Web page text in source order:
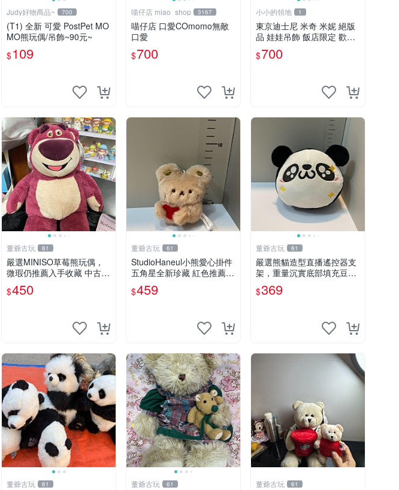
Judy好物商品~ 700
(T1) 全新 可愛 PostPet MO
MO熊玩偶/吊飾~90元~
$109
喵仔店 miao_shop 3167
喵仔店 口愛COmomo無敵
口愛
$700
小小的領地 1
東京迪士尼 米奇 米妮 絕版
品 娃娃吊飾 飯店限定 歡樂
滿人間 復活節
$700
董爺古玩 61
嚴選MINISO草莓熊玩偶，
微瑕仍推薦入手收藏 中古 M
INISO 草莓熊 玩具 收藏
$450
董爺古玩 61
StudioHaneul小熊愛心掛件
五角星全新珍藏 紅色推薦收
藏 玩具掛飾 掛件 新品
$459
董爺古玩 61
嚴選熊貓造型直播遙控器支
架，重量沉實底部填充豆
袋，手機遙控器最佳架設選
擇推薦 直播遙控器支架 毛
$369
董爺古玩 61 董爺古玩 61 董爺古玩 61